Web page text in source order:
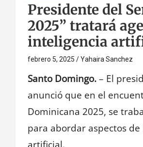
Presidente del
2025” tratará
inteligencia
febrero 5, 2025 Yahaira Sanchez
Santo Domingo.– El
anunció que en el
Dominicana 2025, se
para abordar aspectos
artificial.